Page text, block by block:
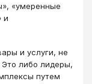
«умеренные
и
и услуги, не
либо лидеры,
путем